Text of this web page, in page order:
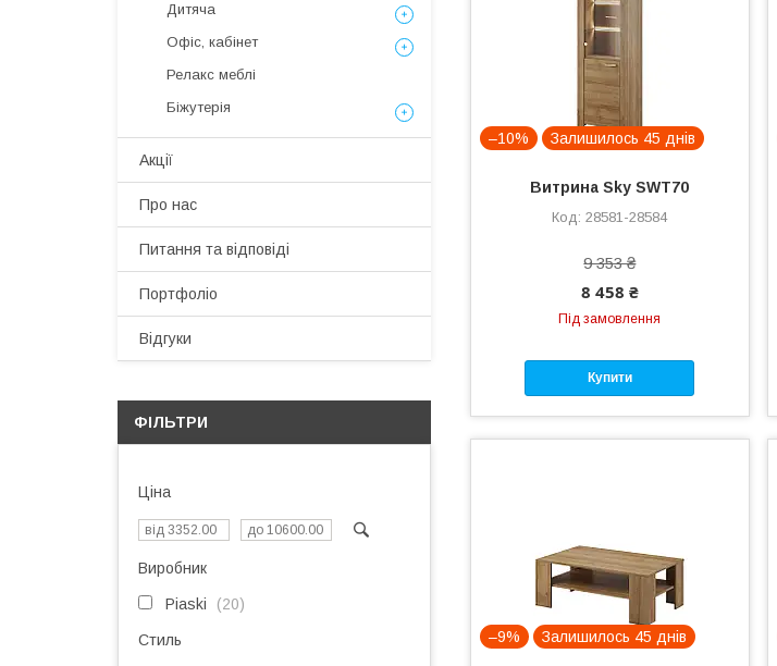
–10% Залишилось 45 днів
Витрина Sky SWT70
28581-28584
9 353 ₴
8 458 ₴
Під замовлення
Купити
–9% Залишилось 45 днів
Дитяча
Офіс, кабінет
Релакс меблі
Біжутерія
Акції
Про нас
Питання та відповіді
Портфоліо
Відгуки
ФІЛЬТРИ
Ціна
Виробник
Piaski 20
Стиль